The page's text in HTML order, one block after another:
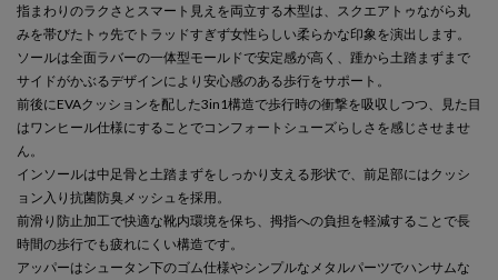
指まわりのラクさとスマート見えを両立する木型は、スクエアトゥながら丸
みを帯びたトゥ先でトラッドすぎず女性らしい柔らかな印象を演出します。
ソールは全面ラバーの一体型モールドで安定感が高く、踵から土踏まずまで
サイドがかぶるデザインにより安心感のある歩行をサポート。
前後にEVAクッションを配した3in1構造で歩行時の衝撃を吸収しつつ、見た目
はワンヒール仕様にすることでコンフォートシューズらしさを感じさせませ
ん。
インソールは中足骨と土踏まずをしっかり支える形状で、前足部にはクッシ
ョン入り抗菌防臭メッシュを採用。
前滑り防止加工で快適な靴内環境を保ち、拇指への負担を軽減することで長
時間の歩行でも疲れにくい構造です。
アッパーはシュータン下のゴム仕様やシンプルなメタルパーツでハンサムな